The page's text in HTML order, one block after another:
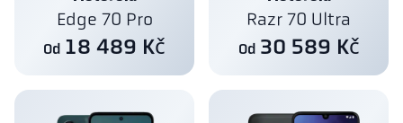
Edge 70 Pro
Od 18 489 Kč
Razr 70 Ultra
Od 30 589 Kč